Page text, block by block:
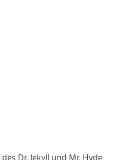
Dr. Jekyll und Mr. Hyde